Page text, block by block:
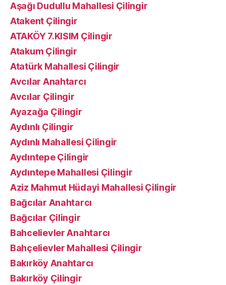
Aşağı Dudullu Mahallesi Çilingir
Atakent Çilingir
ATAKÖY 7.KISIM Çilingir
Atakum Çilingir
Atatürk Mahallesi Çilingir
Avcılar Anahtarcı
Avcılar Çilingir
Ayazağa Çilingir
Aydınlı Çilingir
Aydınlı Mahallesi Çilingir
Aydıntepe Çilingir
Aydıntepe Mahallesi Çilingir
Aziz Mahmut Hüdayi Mahallesi Çilingir
Bağcılar Anahtarcı
Bağcılar Çilingir
Bahcelievler Anahtarcı
Bahçelievler Mahallesi Çilingir
Bakırköy Anahtarcı
Bakırköy Çilingir